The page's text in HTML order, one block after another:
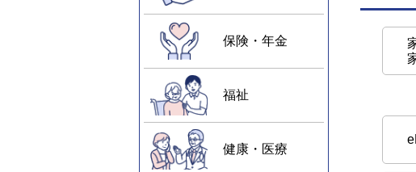
保険・年金
福祉
健康・医療